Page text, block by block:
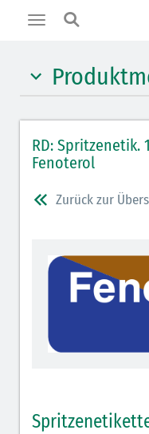
Toggle
Benzodiazepine
Muskelrelaxantien
Opiate/Opioide
Opioid-
Lokalanästhetika
schraffiert)
RD: Spritzenetik.
Fenoterol
Zurück zur